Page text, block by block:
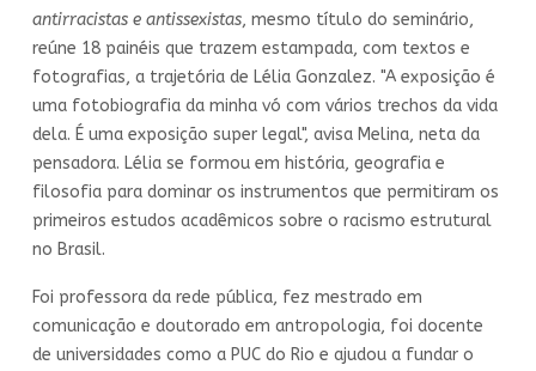
antirracistas e antissexistas, mesmo título do seminário,
reúne 18 painéis que trazem estampada, com textos e
fotografias, a trajetória de Lélia Gonzalez. "A exposição é
uma fotobiografia da minha vó com vários trechos da vida
dela. É uma exposição super legal", avisa Melina, neta da
pensadora. Lélia se formou em história, geografia e
filosofia para dominar os instrumentos que permitiram os
primeiros estudos acadêmicos sobre o racismo estrutural
no Brasil.
Foi professora da rede pública, fez mestrado em
comunicação e doutorado em antropologia, foi docente
de universidades como a PUC do Rio e ajudou a fundar o